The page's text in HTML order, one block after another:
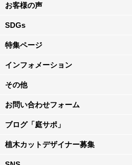
お客様の声
SDGs
特集ページ
インフォメーション
その他
お問い合わせフォーム
ブログ「庭サポ」
植木カットデザイナー募集